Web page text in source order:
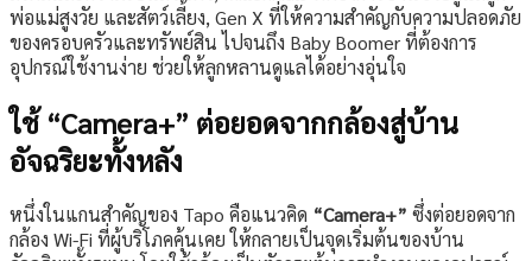
พ่อแม่สูงวัย และสัตว์เลี้ยง, Gen X ที่ให้ความสำคัญกับความปลอดภัย
ของครอบครัวและทรัพย์สิน ไปจนถึง Baby Boomer ที่ต้องการ
อุปกรณ์ใช้งานง่าย ช่วยให้ลูกหลานดูแลได้อย่างอุ่นใจ
ใช้ “Camera+” ต่อยอดจากกล้องสู่บ้าน
อัจฉริยะทั้งหลัง
หนึ่งในแกนสำคัญของ Tapo คือแนวคิด “Camera+” ซึ่งต่อยอดจาก
กล้อง Wi-Fi ที่ผู้บริโภคคุ้นเคย ให้กลายเป็นจุดเริ่มต้นของบ้าน